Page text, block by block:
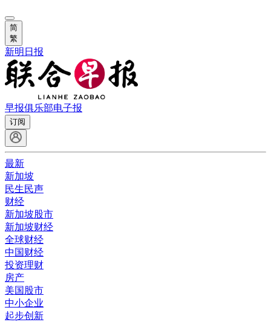
简
繁
新明日报
早报俱乐部电子报
订阅
最新
新加坡
民生民声
财经
新加坡股市
新加坡财经
全球财经
中国财经
投资理财
房产
美国股市
中小企业
起步创新